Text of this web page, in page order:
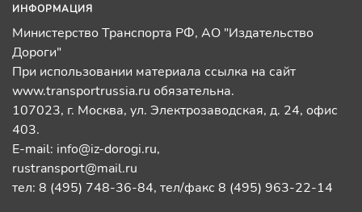
ИНФОРМАЦИЯ
Министерство Транспорта РФ, АО "Издательство
Дороги"
При использовании материала ссылка на сайт
www.transportrussia.ru обязательна.
107023, г. Москва, ул. Электрозаводская, д. 24, офис
403.
E-mail: info@iz-dorogi.ru,
rustransport@mail.ru
тел: 8 (495) 748-36-84, тел/факс 8 (495) 963-22-14